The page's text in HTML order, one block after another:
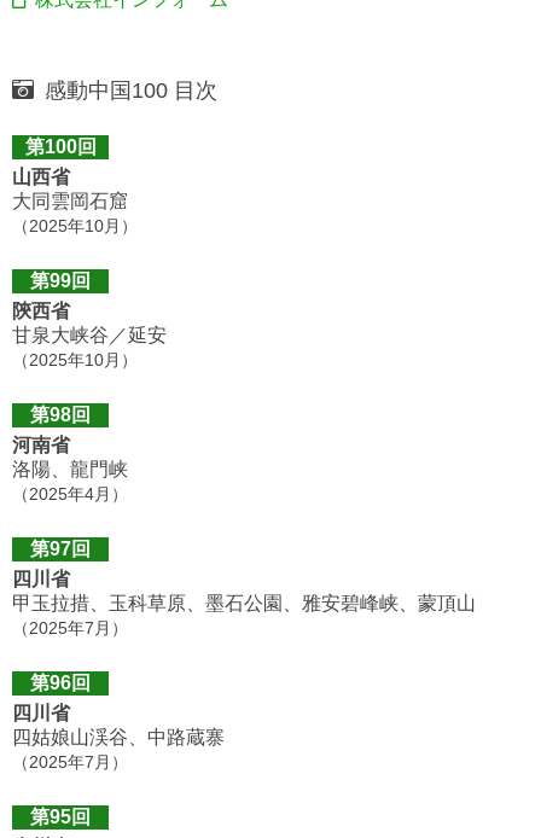
感動中国100 目次
第100回
山西省
大同雲岡石窟
（2025年10月）
第99回
陝西省
甘泉大峡谷／延安
（2025年10月）
第98回
河南省
洛陽、龍門峡
（2025年4月）
第97回
四川省
甲玉拉措、玉科草原、墨石公園、雅安碧峰峡、蒙頂山
（2025年7月）
第96回
四川省
四姑娘山渓谷、中路蔵寨
（2025年7月）
第95回